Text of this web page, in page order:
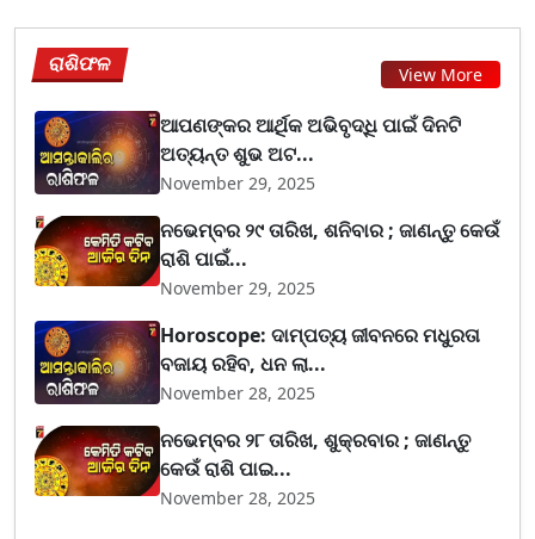
ରାଶିଫଳ View More
ଆପଣଙ୍କର ଆର୍ଥିକ ଅଭିବୃଦ୍ଧି ପାଇଁ ଦିନଟି
ଅତ୍ୟନ୍ତ ଶୁଭ ଅଟ...
November 29, 2025
ନଭେମ୍ବର ୨୯ ତାରିଖ, ଶନିବାର ; ଜାଣନ୍ତୁ କେଉଁ
ରାଶି ପାଇଁ...
November 29, 2025
Horoscope: ଦାମ୍ପତ୍ୟ ଜୀବନରେ ମଧୁରତା
ବଜାୟ ରହିବ, ଧନ ଲା...
November 28, 2025
ନଭେମ୍ବର ୨୮ ତାରିଖ, ଶୁକ୍ରବାର ; ଜାଣନ୍ତୁ
କେଉଁ ରାଶି ପାଇ...
November 28, 2025